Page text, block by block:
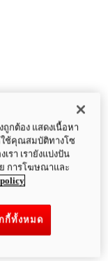
ถูกต้อง แสดงเนื้อหา
ใช้คุณสมบัติทางโซ
รา เรายังแบ่งปัน
การโฆษณาและ
กี้ทั้งหมด